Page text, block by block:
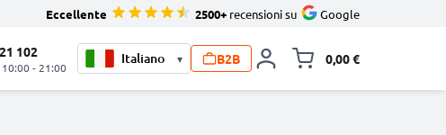
Eccellente 2500+ recensioni su Google
102
- 21:00
▾ B2B 0,00 €